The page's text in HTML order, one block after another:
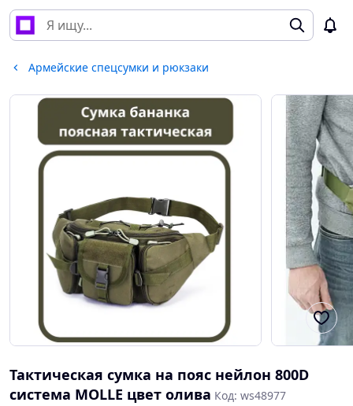
Армейские спецсумки и рюкзаки
Тактическая сумка на пояс нейлон 800D
система MOLLE цвет олива Код: ws48977